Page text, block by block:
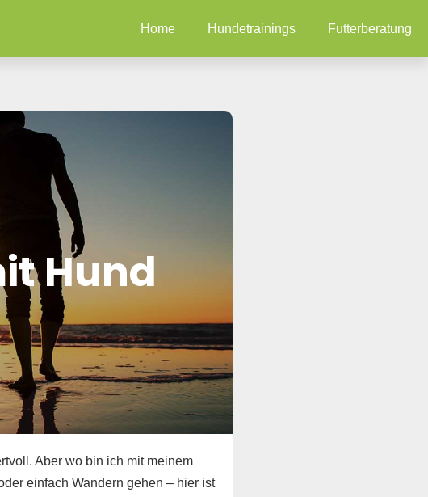
Home Hundetrainings Futterberatung
Hund
Aber wo bin ich mit meinem
einfach Wandern gehen – hier ist